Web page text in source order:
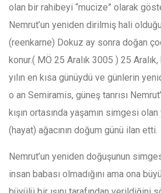
olan bir rahibeyi “mucize” olarak
Nemrut’un yeniden dirilmiş hali
(reenkarne) Dokuz ay sonra doğan
konur.( MÖ 25 Aralık 3005 ) 25
yılın en kısa günüydü ve günlerin
o an Semiramis, güneş tanrısı
kışın ortasında yaşamın simgesi
(hayat) ağacının doğum günü ilan etti.
Nemrut’un yeniden doğuşunun
insan babası olmadığını ama ona